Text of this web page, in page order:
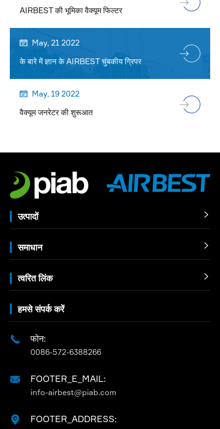
AIRBEST की भूमिका वैक्यूम फिल्टर

May, 21 2022
के बारे में ज्ञान के AIRBEST चुंबकीय ग्रिपर

May, 19 2022
वैक्यूम जनरेटर की शुरूआत
उत्पादों 
समाधान 
त्वरित लिंक 
हमसे संपर्क करें
 फोन:
0086-572-6388266
 FOOTER_E_MAIL:
info-airbest@piab.com
 FOOTER_ADDRESS: